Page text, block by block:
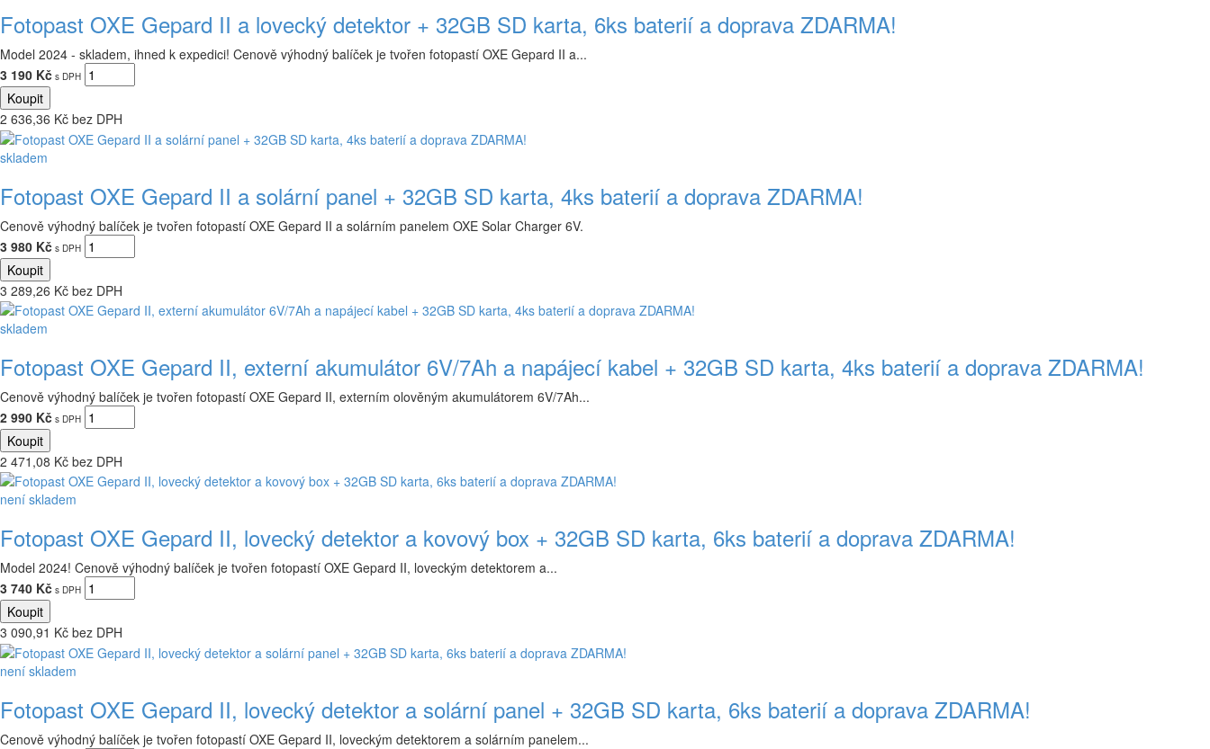
Fotopast OXE Gepard II a lovecký detektor + 32GB SD karta, 6ks baterií a doprava ZDARMA!
Model 2024 - skladem, ihned k expedici! Cenově výhodný balíček je tvořen fotopastí OXE Gepard II a...
3 190 Kč s DPH
2 636,36 Kč bez DPH
skladem
Fotopast OXE Gepard II a solární panel + 32GB SD karta, 4ks baterií a doprava ZDARMA!
Cenově výhodný balíček je tvořen fotopastí OXE Gepard II a solárním panelem OXE Solar Charger 6V.
3 980 Kč s DPH
3 289,26 Kč bez DPH
skladem
Fotopast OXE Gepard II, externí akumulátor 6V/7Ah a napájecí kabel + 32GB SD karta, 4ks baterií a doprava ZDARMA!
Cenově výhodný balíček je tvořen fotopastí OXE Gepard II, externím olověným akumulátorem 6V/7Ah...
2 990 Kč s DPH
2 471,08 Kč bez DPH
není skladem
Fotopast OXE Gepard II, lovecký detektor a kovový box + 32GB SD karta, 6ks baterií a doprava ZDARMA!
Model 2024! Cenově výhodný balíček je tvořen fotopastí OXE Gepard II, loveckým detektorem a...
3 740 Kč s DPH
3 090,91 Kč bez DPH
není skladem
Fotopast OXE Gepard II, lovecký detektor a solární panel + 32GB SD karta, 6ks baterií a doprava ZDARMA!
Cenově výhodný balíček je tvořen fotopastí OXE Gepard II, loveckým detektorem a solárním panelem...